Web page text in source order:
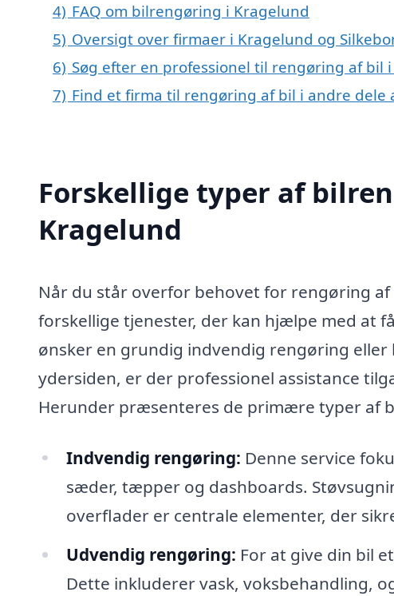
4) FAQ om bilrengøring i Kragelund
5) Oversigt over firmaer i Kragelund og
6) Søg efter en professionel til rengøring af
7) Find et firma til rengøring af bil i andre dele
Forskellige typer af
Kragelund
Når du står overfor behovet for rengøring
forskellige tjenester, der kan hjælpe med at
ønsker en grundig indvendig rengøring
ydersiden, er der professionel assistance
Herunder præsenteres de primære typer af
Indvendig rengøring: Denne service
sæder, tæpper og dashboards.
overflader er centrale elementer, der
Udvendig rengøring: For at give din bil
Dette inkluderer vask, voksbehandling,